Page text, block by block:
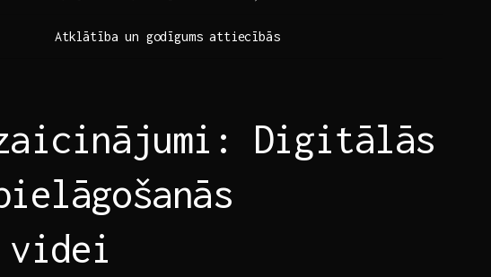
Atklātība un⁤ godīgums⁤ attiecībās
Digitālās
videi